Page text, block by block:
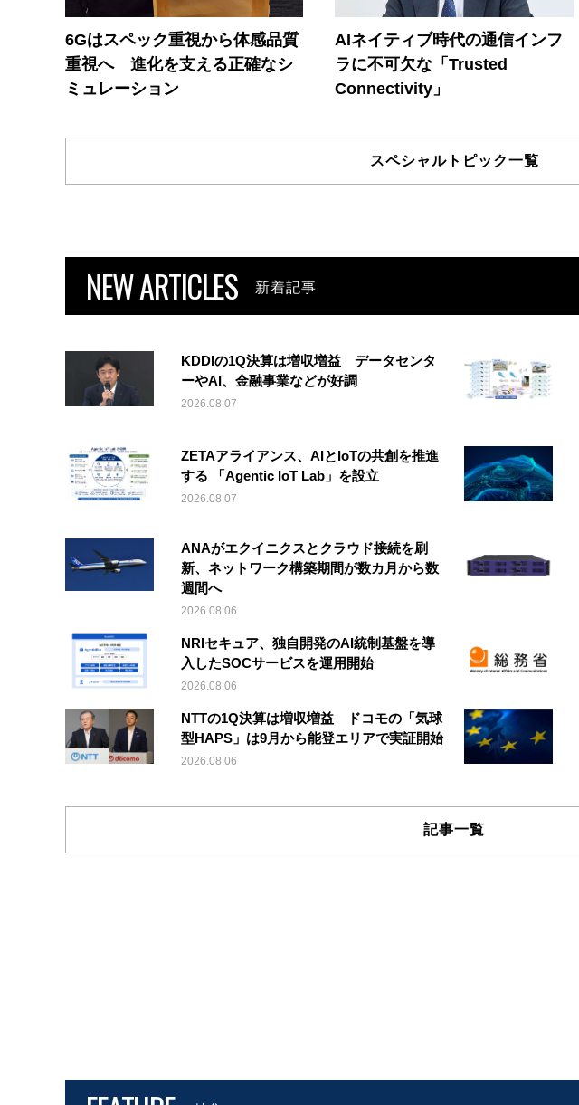
6Gはスペック重視から体感品質
重視へ 進化を支える正確なシ
ミュレーション
AIネイティブ時代の通信インフ
ラに不可欠な「Trusted
Connectivity」
スペシャルトピック一覧
NEW ARTICLES 新着記事
KDDIの1Q決算は増収増益 データセンタ
ーやAI、金融事業などが好調
2026.08.07
ZETAアライアンス、AIとIoTの共創を推進
する 「Agentic IoT Lab」を設立
2026.08.07
ANAがエクイニクスとクラウド接続を刷
新、ネットワーク構築期間が数カ月から数
週間へ
2026.08.06
NRIセキュア、独自開発のAI統制基盤を導
入したSOCサービスを運用開始
2026.08.06
NTTの1Q決算は増収増益 ドコモの「気球
型HAPS」は9月から能登エリアで実証開始
2026.08.06
記事一覧